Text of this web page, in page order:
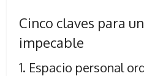
Cinco claves para
impecable
1. Espacio personal